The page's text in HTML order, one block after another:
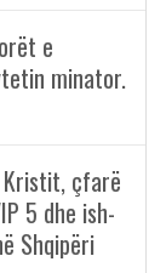
e
minator.
Kristit, çfarë
5 dhe ish-
Shqipëri